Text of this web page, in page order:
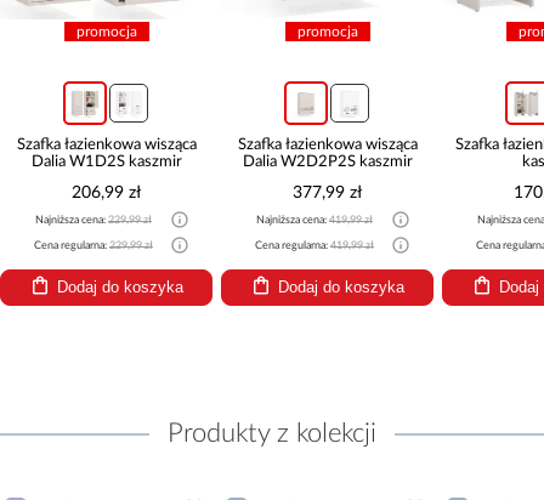
promocja
Szafka łazienkowa wisząca
Dalia W1D2S kaszmir
206,99 zł
Najniższa cena: 229,99 zł
Cena regularna: 229,99 zł
Dodaj do koszyka
promocja
Szafka łazienkowa wisząca
Dalia W2D2P2S kaszmir
377,99 zł
Najniższa cena: 419,99 zł
Cena regularna: 419,99 zł
Dodaj do koszyka
Szafka
Najniższa
Cena
Produkty z kolekcji